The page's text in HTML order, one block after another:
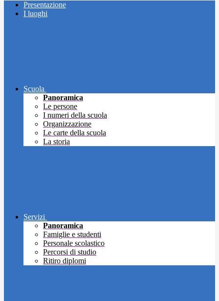
Presentazione
I luoghi
Scuola
Panoramica
Le persone
I numeri della scuola
Organizzazione
Le carte della scuola
La storia
Servizi
Panoramica
Famiglie e studenti
Personale scolastico
Percorsi di studio
Ritiro diplomi